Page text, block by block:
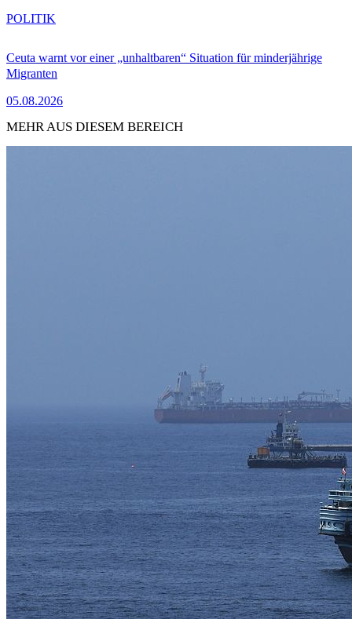
Ceuta warnt vor einer „unhaltbaren“ Situation für minderjährige
Migranten
05.08.2026
POLITIK
MEHR AUS DIESEM BEREICH